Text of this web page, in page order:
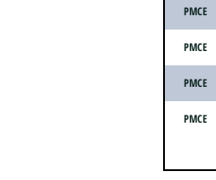
PMCE
PMCE
PMCE
PMCE